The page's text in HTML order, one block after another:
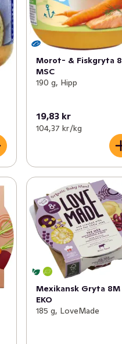
Morot- & Fiskgryta
MSC
190 g, Hipp
19,83 kr
104,37 kr /kg
Mexikansk Gryta 8M
EKO
185 g, LoveMade